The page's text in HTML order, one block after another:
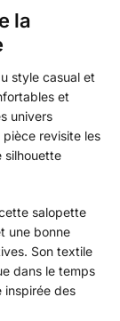
la
style casual et
et
univers
revisite les
silhouette
salopette
une bonne
Son textile
dans le temps
inspirée des